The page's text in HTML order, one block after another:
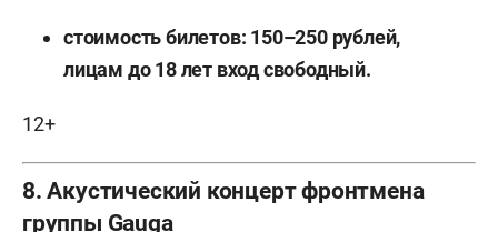
стоимость билетов: 150–250 рублей,
лицам до 18 лет вход свободный.
12+
8. Акустический концерт фронтмена
группы Gauga